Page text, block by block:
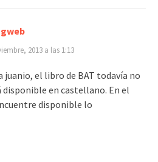
2013 a las 1:13
juanio, el libro de BAT todavía no
disponible en castellano. En el
disponible lo